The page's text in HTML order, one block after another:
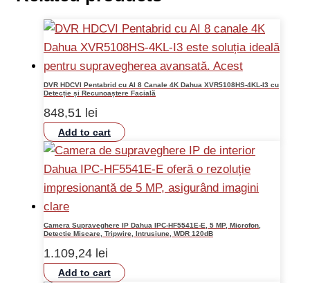
DVR HDCVI Pentabrid cu AI 8 Canale 4K Dahua XVR5108HS-4KL-I3 cu
Detecție și Recunoaștere Facială
848,51 lei
Add to cart
Camera Supraveghere IP Dahua IPC-HF5541E-E, 5 MP, Microfon,
Detectie Miscare, Tripwire, Intrusiune, WDR 120dB
1.109,24 lei
Add to cart